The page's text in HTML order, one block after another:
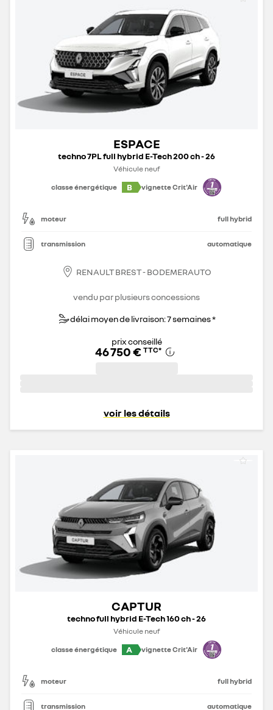
ESPACE
techno 7PL full hybrid E-Tech 200 ch - 26
Véhicule neuf
classe énergétique
B vignette Crit'Air
moteur full hybrid
transmission automatique
RENAULT BREST - BODEMERAUTO
vendu par plusieurs concessions
délai moyen de livraison: 7 semaines *
prix conseillé
46 750 € TTC*
voir les détails
CAPTUR
techno full hybrid E-Tech 160 ch - 26
Véhicule neuf
classe énergétique
A vignette Crit'Air
moteur full hybrid
transmission automatique